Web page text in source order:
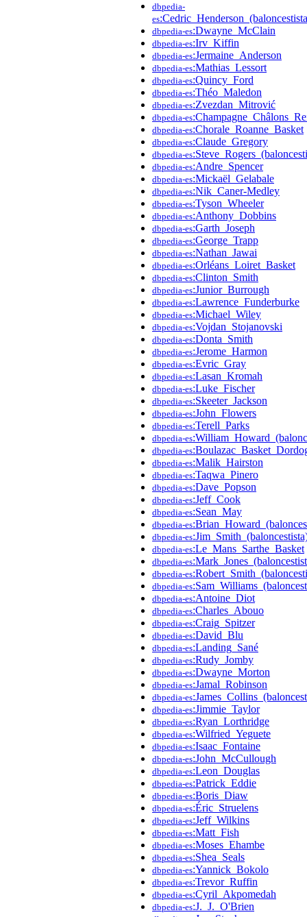
dbpedia-
es
dbpedia-es:Dwayne_McClain
dbpedia-es:Irv_Kiffin
dbpedia-es:Jermaine_Anderson
dbpedia-es:Mathias_Lessort
dbpedia-es:Quincy_Ford
dbpedia-es:Théo_Maledon
dbpedia-es:Zvezdan_Mitrović
dbpedia-es
dbpedia-es:Chorale_Roanne_Basket
dbpedia-es:Claude_Gregory
dbpedia-es
dbpedia-es:Andre_Spencer
dbpedia-es:Mickaël_Gelabale
dbpedia-es:Nik_Caner-Medley
dbpedia-es:Tyson_Wheeler
dbpedia-es:Anthony_Dobbins
dbpedia-es:Garth_Joseph
dbpedia-es:George_Trapp
dbpedia-es:Nathan_Jawai
dbpedia-es:Orléans_Loiret_Basket
dbpedia-es:Clinton_Smith
dbpedia-es:Junior_Burrough
dbpedia-es:Lawrence_Funderburke
dbpedia-es:Michael_Wiley
dbpedia-es:Vojdan_Stojanovski
dbpedia-es:Donta_Smith
dbpedia-es:Jerome_Harmon
dbpedia-es:Evric_Gray
dbpedia-es:Lasan_Kromah
dbpedia-es:Luke_Fischer
dbpedia-es:Skeeter_Jackson
dbpedia-es:John_Flowers
dbpedia-es:Terell_Parks
dbpedia-es
dbpedia-es
dbpedia-es:Malik_Hairston
dbpedia-es:Taqwa_Pinero
dbpedia-es:Dave_Popson
dbpedia-es:Jeff_Cook
dbpedia-es:Sean_May
dbpedia-es
dbpedia-es
dbpedia-es:Le_Mans_Sarthe_Basket
dbpedia-es
dbpedia-es
dbpedia-es
dbpedia-es:Antoine_Diot
dbpedia-es:Charles_Abouo
dbpedia-es:Craig_Spitzer
dbpedia-es:David_Blu
dbpedia-es:Landing_Sané
dbpedia-es:Rudy_Jomby
dbpedia-es:Dwayne_Morton
dbpedia-es:Jamal_Robinson
dbpedia-es
dbpedia-es:Jimmie_Taylor
dbpedia-es:Ryan_Lorthridge
dbpedia-es:Wilfried_Yeguete
dbpedia-es:Isaac_Fontaine
dbpedia-es:John_McCullough
dbpedia-es:Leon_Douglas
dbpedia-es:Patrick_Eddie
dbpedia-es:Boris_Diaw
dbpedia-es:Éric_Struelens
dbpedia-es:Jeff_Wilkins
dbpedia-es:Matt_Fish
dbpedia-es:Moses_Ehambe
dbpedia-es:Shea_Seals
dbpedia-es:Yannick_Bokolo
dbpedia-es:Trevor_Ruffin
dbpedia-es:Cyril_Akpomedah
dbpedia-es:J._J._O'Brien